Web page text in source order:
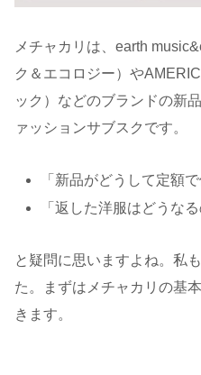
メチャカリは、earth
ク＆エコロジー）や
ック）などのブランドの新
ァッションサブスクです。
「新品がどうして定額
「返した洋服はどうなる
と疑問に思いますよね。私
た。まずはメチャカリの基
きます。